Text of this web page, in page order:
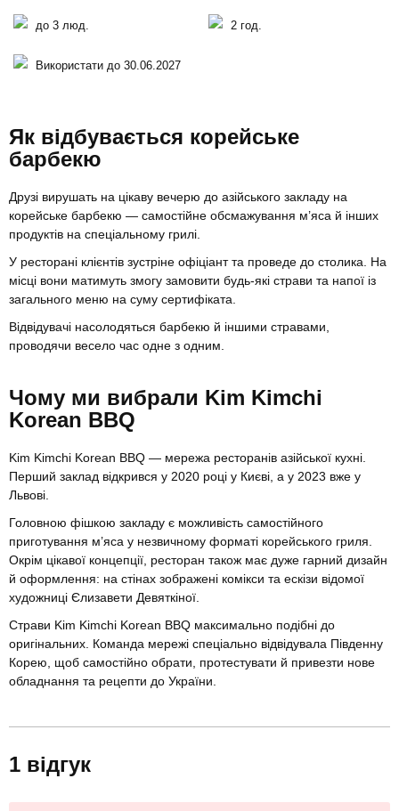
до 3 люд. 2 год.
Використати до 30.06.2027
Як відбувається корейське
барбекю
Друзі вирушать на цікаву вечерю до азійського закладу на
корейське барбекю — самостійне обсмажування м’яса й інших
продуктів на спеціальному грилі.
У ресторані клієнтів зустріне офіціант та проведе до столика. На
місці вони матимуть змогу замовити будь-які страви та напої із
загального меню на суму сертифіката.
Відвідувачі насолодяться барбекю й іншими стравами,
проводячи весело час одне з одним.
Чому ми вибрали Kim Kimchi
Korean BBQ
Kim Kimchi Korean BBQ — мережа ресторанів азійської кухні.
Перший заклад відкрився у 2020 році у Києві, а у 2023 вже у
Львові.
Головною фішкою закладу є можливість самостійного
приготування м’яса у незвичному форматі корейського гриля.
Окрім цікавої концепції, ресторан також має дуже гарний дизайн
й оформлення: на стінах зображені комікси та ескізи відомої
художниці Єлизавети Девяткіної.
Страви Kim Kimchi Korean BBQ максимально подібні до
оригінальних. Команда мережі спеціально відвідувала Південну
Корею, щоб самостійно обрати, протестувати й привезти нове
обладнання та рецепти до України.
1 відгук